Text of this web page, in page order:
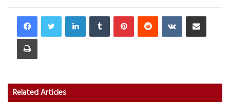
LinkedInTumblr PinterestReddit VKontakteShare via Email
Print
Related Articles